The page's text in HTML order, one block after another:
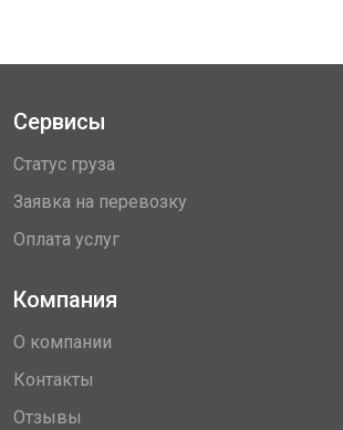
Сервисы
Статус груза
Заявка на перевозку
Оплата услуг
Компания
О компании
Контакты
Отзывы